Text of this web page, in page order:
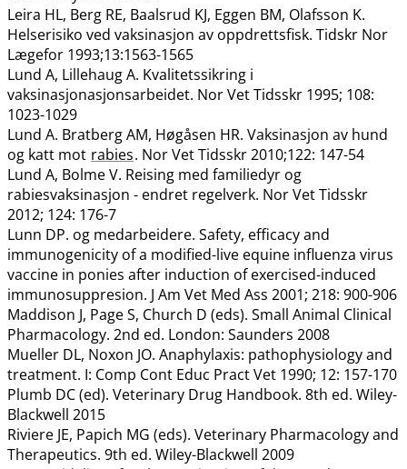
Leira HL, Berg RE, Baalsrud KJ, Eggen BM, Olafsson K.
Helserisiko ved vaksinasjon av oppdrettsfisk. Tidskr Nor
Lægefor 1993;13:1563-1565
Lund A, Lillehaug A. Kvalitetssikring i
vaksinasjonasjonsarbeidet. Nor Vet Tidsskr 1995; 108:
1023-1029
Lund A. Bratberg AM, Høgåsen HR. Vaksinasjon av hund
og katt mot rabies. Nor Vet Tidsskr 2010;122: 147-54
Lund A, Bolme V. Reising med familiedyr og
rabiesvaksinasjon - endret regelverk. Nor Vet Tidsskr
2012; 124: 176-7
Lunn DP. og medarbeidere. Safety, efficacy and
immunogenicity of a modified-live equine influenza virus
vaccine in ponies after induction of exercised-induced
immunosuppresion. J Am Vet Med Ass 2001; 218: 900-906
Maddison J, Page S, Church D (eds). Small Animal Clinical
Pharmacology. 2nd ed. London: Saunders 2008
Mueller DL, Noxon JO. Anaphylaxis: pathophysiology and
treatment. I: Comp Cont Educ Pract Vet 1990; 12: 157-170
Plumb DC (ed). Veterinary Drug Handbook. 8th ed. Wiley-
Blackwell 2015
Riviere JE, Papich MG (eds). Veterinary Pharmacology and
Therapeutics. 9th ed. Wiley-Blackwell 2009